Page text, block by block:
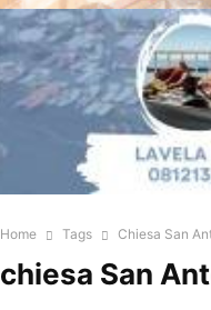
Home Tags Chiesa San
chiesa San